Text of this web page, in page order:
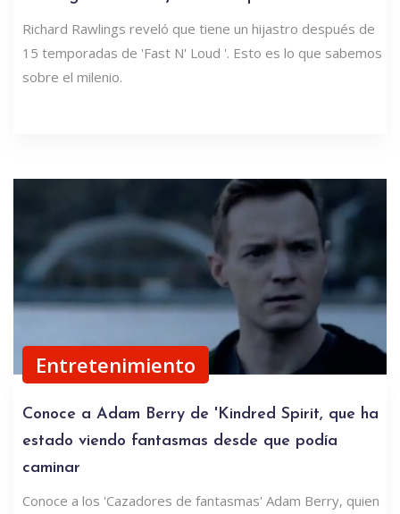
Richard Rawlings reveló que tiene un hijastro después de
15 temporadas de 'Fast N' Loud '. Esto es lo que sabemos
sobre el milenio.
Entretenimiento
Conoce a Adam Berry de 'Kindred Spirit, que ha
estado viendo fantasmas desde que podía
caminar
Conoce a los 'Cazadores de fantasmas' Adam Berry, quien